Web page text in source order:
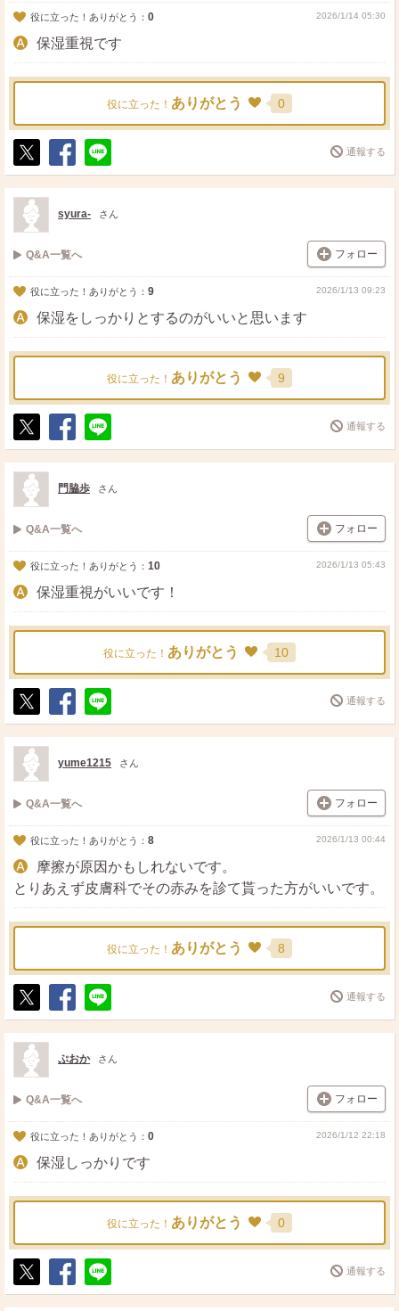
役に立った！ありがとう： 0 2026/1/14 05:30
保湿重視です
役に立った！ ありがとう 0
ポ
ス
ト
シ
ェ
送
る
通報する
syura- さん
Q&A一覧へ フォロー
役に立った！ありがとう： 9 2026/1/13 09:23
保湿をしっかりとするのがいいと思います
役に立った！ ありがとう 9
ポ
ス
ト
シ
ェ
送
る
通報する
門脇歩 さん
Q&A一覧へ フォロー
役に立った！ありがとう： 10 2026/1/13 05:43
保湿重視がいいです！
役に立った！ ありがとう 10
ポ
ス
ト
シ
ェ
送
る
通報する
yume1215 さん
Q&A一覧へ フォロー
役に立った！ありがとう： 8 2026/1/13 00:44
摩擦が原因かもしれないです。
とりあえず皮膚科でその赤みを診て貰った方がいいです。
役に立った！ ありがとう 8
ポ
ス
ト
シ
ェ
送
る
通報する
ぷおか さん
Q&A一覧へ フォロー
役に立った！ありがとう： 0 2026/1/12 22:18
保湿しっかりです
役に立った！ ありがとう 0
ポ
ス
シ
ェ
送
る
通報する